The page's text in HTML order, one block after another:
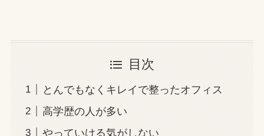
目次
とんでもなくキレイで整ったオフィス
高学歴の人が多い
やっていける気がしない